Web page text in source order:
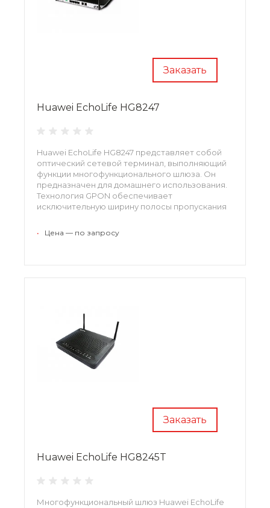
Заказать
Huawei EchoLife HG8247
Huawei EchoLife HG8247 представляет собой
оптический сетевой терминал, выполняющий
функции многофункционального шлюза. Он
предназначен для домашнего использования.
Технология GPON обеспечивает
исключительную ширину полосы пропускания
• Цена — по запросу
Заказать
Huawei EchoLife HG8245T
Многофункциональный шлюз Huawei EchoLife